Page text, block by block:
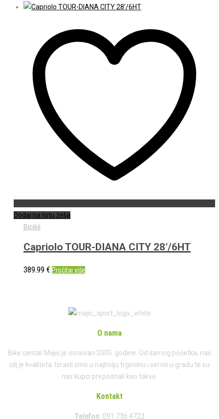
Dodaj na listu želja
Bicikli
Capriolo TOUR-DIANA CITY 28’/6HT
389.99 € Pročitaj više
O nama
Bike centar Majić je osnovan 2005. godine. Od samog početka, naš
cilj je kvaliteta. Izrasli smo u najbolju trgovinu i servis u gradu te su
nas kupci prepoznali kao takve.
Kontakt
Telefon: 091 736 4723